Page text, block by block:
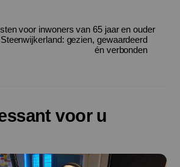
voor inwoners van 65 jaar en ouder
gezien, gewaardeerd
én verbonden
voor u